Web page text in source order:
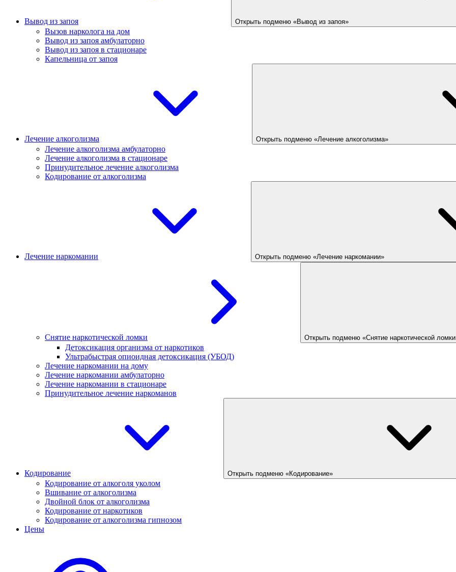
Вывод из запоя Открыть подменю «Вывод из запоя»
Вызов нарколога на дом
Вывод из запоя амбулаторно
Вывод из запоя в стационаре
Капельница от запоя
Лечение алкоголизма Открыть подменю «Лечение алкоголизма»
Лечение алкоголизма амбулаторно
Лечение алкоголизма в стационаре
Принудительное лечение алкоголизма
Кодирование от алкоголизма
Лечение наркомании Открыть подменю «Лечение наркомании»
Снятие наркотической ломки Открыть подменю «Снятие наркотической
Детоксикация организма от наркотиков
Ультрабыстрая опиоидная детоксикация (УБОД)
Лечение наркомании на дому
Лечение наркомании амбулаторно
Лечение наркомании в стационаре
Принудительное лечение наркоманов
Кодирование Открыть подменю «Кодирование»
Кодирование от алкоголя уколом
Вшивание от алкоголизма
Двойной блок от алкоголизма
Кодирование от наркотиков
Кодирование от алкоголизма гипнозом
Цены